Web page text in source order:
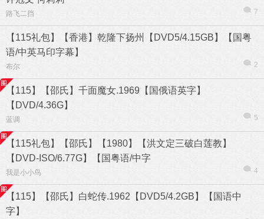
路飞二挡 7
【115礼包】【香港】乾隆下扬州【DVD5/4.15GB】【国粤
语/中英马印字幕】
布尔 2
【115】【邵氏】千面魔女.1969【国俄语英字】
【DVD/4.36G】
蓝调 5
【115礼包】【邵氏】【1980】【洪文定三破白莲教】
【DVD-ISO/6.77G】【国粤语/中字
我是小小鸟 4
【115】【邵氏】白蛇传.1962【DVD5/4.2GB】【国语中
字】